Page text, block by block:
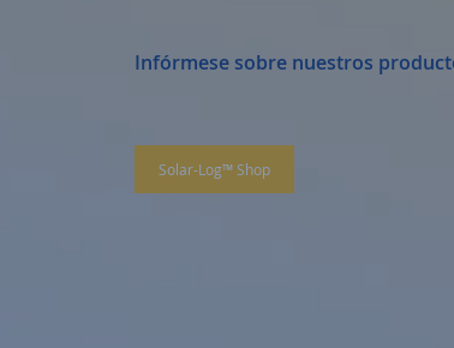
Infórmese sobre nuestros
Solar-Log™ Shop